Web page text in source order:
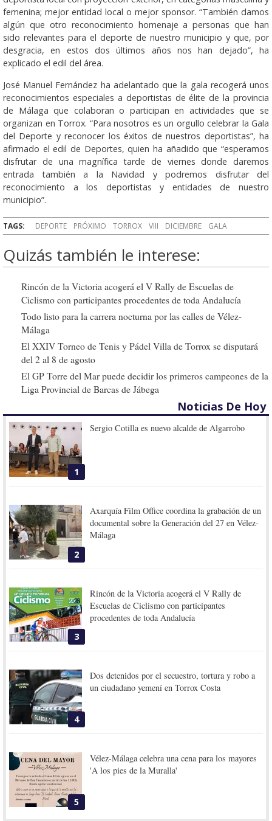
femenina; mejor entidad local o mejor sponsor. “También damos
algún que otro reconocimiento homenaje a personas que han
sido relevantes para el deporte de nuestro municipio y que, por
desgracia, en estos dos últimos años nos han dejado”, ha
explicado el edil del área.
José Manuel Fernández ha adelantado que la gala recogerá unos
reconocimientos especiales a deportistas de élite de la provincia
de Málaga que colaboran o participan en actividades que se
organizan en Torrox. “Para nosotros es un orgullo celebrar la Gala
del Deporte y reconocer los éxitos de nuestros deportistas”, ha
afirmado el edil de Deportes, quien ha añadido que “esperamos
disfrutar de una magnífica tarde de viernes donde daremos
entrada también a la Navidad y podremos disfrutar del
reconocimiento a los deportistas y entidades de nuestro
municipio”.
TAGS: DEPORTE PRÓXIMO TORROX VIII DICIEMBRE GALA
Quizás también le interese:
Rincón de la Victoria acogerá el V Rally de Escuelas de
Ciclismo con participantes procedentes de toda Andalucía
Todo listo para la carrera nocturna por las calles de Vélez-
Málaga
El XXIV Torneo de Tenis y Pádel Villa de Torrox se disputará
del 2 al 8 de agosto
El GP Torre del Mar puede decidir los primeros campeones de la
Liga Provincial de Barcas de Jábega
Noticias De Hoy
1
Sergio Cotilla es nuevo alcalde de Algarrobo
2
Axarquía Film Office coordina la grabación de un
documental sobre la Generación del 27 en Vélez-
Málaga
3
Rincón de la Victoria acogerá el V Rally de
Escuelas de Ciclismo con participantes
procedentes de toda Andalucía
4
Dos detenidos por el secuestro, tortura y robo a
un ciudadano yemení en Torrox Costa
5
Vélez-Málaga celebra una cena para los mayores
'A los pies de la Muralla'